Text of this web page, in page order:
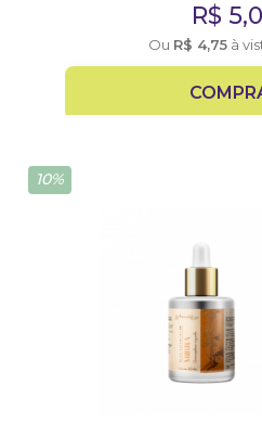
R$
Ou R$ 4,75 à
10%